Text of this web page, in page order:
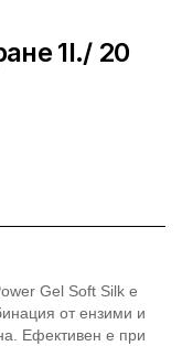
1l./ 20
Gel Soft Silk е
от ензими и
Ефективен е при